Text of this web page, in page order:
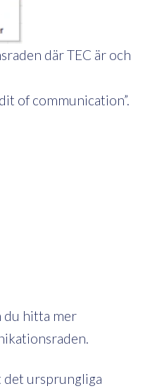
där TEC är och
of communication”.
du hitta mer
det ursprungliga